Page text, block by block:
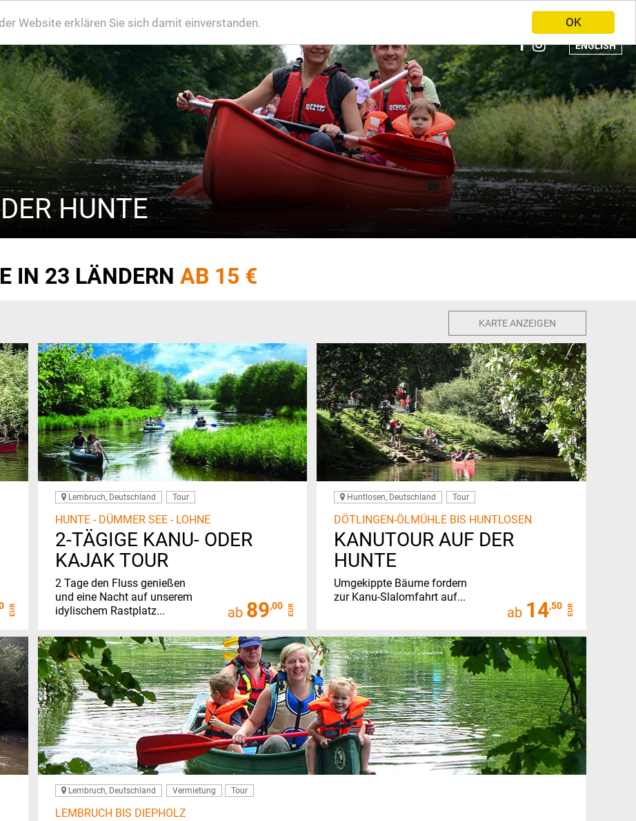
OK
Website erklären Sie sich damit einverstanden.
ANBIETER WERDEN HOME
ENGLISH
HUNTE
IN 23 LÄNDERN AB 15 €
KARTE ANZEIGEN
EUR
Lembruch, Deutschland Tour
HUNTE - DÜMMER SEE - LOHNE
2-TÄGIGE KANU- ODER
KAJAK TOUR
2 Tage den Fluss genießen
und eine Nacht auf unserem
idylischem Rastplatz...
ab 89,00 EUR
Huntlosen, Deutschland Tour
DÖTLINGEN-ÖLMÜHLE BIS HUNTLOSEN
KANUTOUR AUF DER
HUNTE
Umgekippte Bäume fordern
zur Kanu-Slalomfahrt auf...
ab 14,50 EUR
Lembruch, Deutschland Vermietung Tour
LEMBRUCH BIS DIEPHOLZ